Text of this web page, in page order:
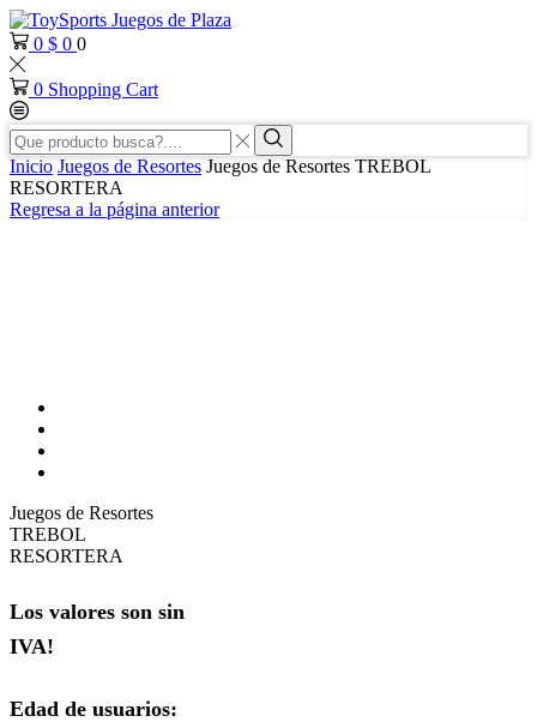
0 $ 0 0
0 Shopping Cart
Search
input
Search
Inicio Juegos de Resortes Juegos de Resortes TREBOL
RESORTERA
Regresa a la página anterior
Juegos de Resortes
TREBOL
RESORTERA
Los valores son sin
IVA!
Edad de usuarios: